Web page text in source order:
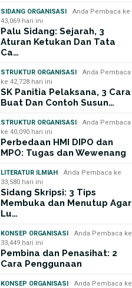
SIDANG ORGANISASI
Anda Pembaca ke
43,069 hari ini
Palu Sidang: Sejarah, 3
Aturan Ketukan Dan Tata
Ca…
STRUKTUR ORGANISASI
Anda Pembaca
ke 42,728 hari ini
SK Panitia Pelaksana, 3 Cara
Buat Dan Contoh Susun…
STRUKTUR ORGANISASI
Anda Pembaca
ke 40,090 hari ini
Perbedaan HMI DIPO dan
MPO: Tugas dan Wewenang
LITERATUR ILMIAH
Anda Pembaca ke
33,580 hari ini
Sidang Skripsi: 3 Tips
Membuka dan Menutup Agar
Lu…
KONSEP ORGANISASI
Anda Pembaca ke
33,449 hari ini
Pembina dan Penasihat: 2
Cara Penggunaan
KONSEP ORGANISASI
Anda Pembaca ke